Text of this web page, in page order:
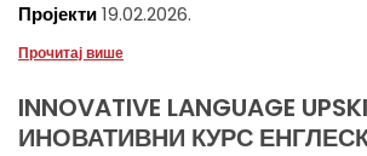
Пројекти19.02.2026.
Прочитај више
INNOVATIVE LANGUAGE
ИНОВАТИВНИ КУРС